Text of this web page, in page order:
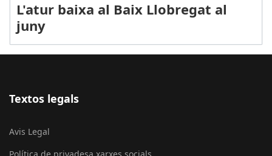
L'atur baixa al Baix Llobregat al
juny
Textos legals
Avis Legal